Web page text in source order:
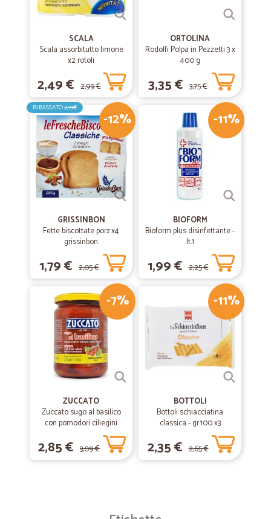
SCALA
Scala assorbitutto limone
x2 rotoli
2,49 € 2,99 €
ORTOLINA
Rodolfi Polpa in Pezzetti 3 x
400 g
3,35 € 3,75 €
-12%
RIBASSATO2,19€
GRISSINBON
Fette biscottate porz.x4
grissinbon
1,79 € 2,05 €
-11%
BIOFORM
Bioform plus disinfettante -
lt.1
1,99 € 2,25 €
-7%
ZUCCATO
Zuccato sugo al basilico
con pomodori ciliegini
interi freschi gr.370
2,85 € 3,09 €
-11%
BOTTOLI
Bottoli schiacciatina
classica - gr.100 x3
2,35 € 2,65 €